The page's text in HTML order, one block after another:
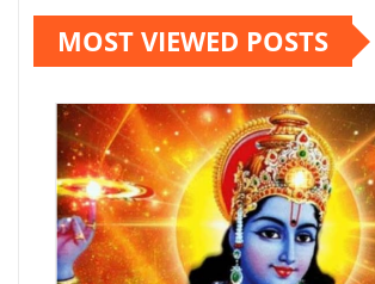
MOST VIEWED POSTS